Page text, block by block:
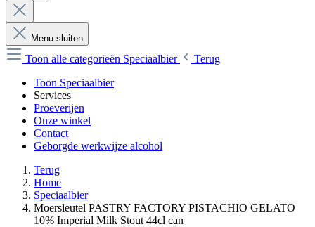
Menu sluiten
Toon alle categorieën Speciaalbier
Terug
Toon Speciaalbier
Services
Proeverijen
Onze winkel
Contact
Geborgde werkwijze alcohol
Terug
Home
Speciaalbier
Moersleutel PASTRY FACTORY PISTACHIO GELATO
10% Imperial Milk Stout 44cl can